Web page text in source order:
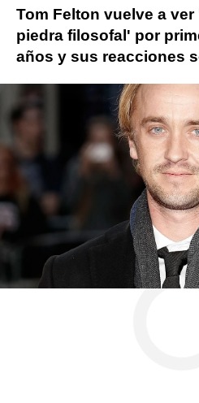
Tom Felton vuelve a
piedra filosofal' por
años y sus reacciones
Más sobre este tema:
j.k. rowling harry potter